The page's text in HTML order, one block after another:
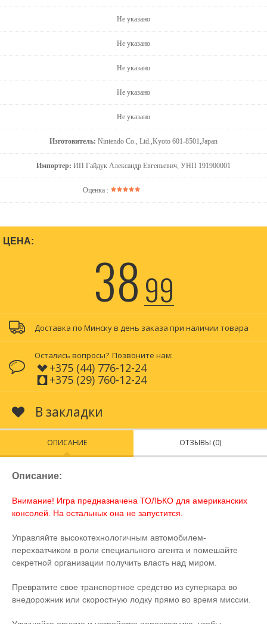
Не указано
Не указано
Не указано
Не указано
Не указано
Изготовитель: Nintendo Co., Ltd.,Kyoto 601-8501,Japan
Импортер: ИП Гайдук Александр Евгеньевич, УНП 191900001
Оценка :
ЦЕНА:
3899
Доставка по Минску в день заказа при наличии товара
Остались вопросы? Позвоните нам:
+375 (44) 776-12-24
+375 (29) 760-12-24
В закладки
ОПИСАНИЕ ОТЗЫВЫ (0)
Описание:
Внимание! Игра предназначена ТОЛЬКО для американских
консолей. На остальных она не запустится.
Управляйте высокотехнологичным автомобилем-
перехватчиком в роли специального агента и помешайте
секретной организации получить власть над миром.
Превратите свое транспортное средство из суперкара во
внедорожник или скоростную лодку прямо во время миссии.